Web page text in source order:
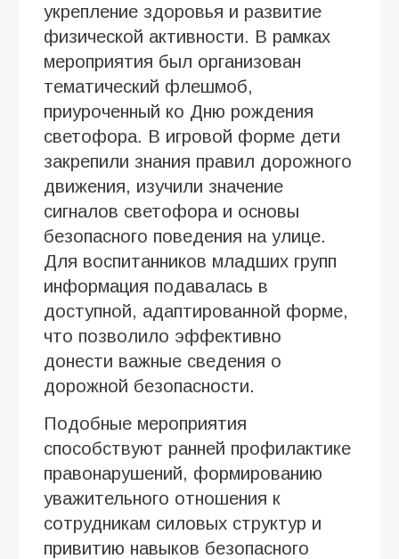
укрепление здоровья и развитие
физической активности. В рамках
мероприятия был организован
тематический флешмоб,
приуроченный ко Дню рождения
светофора. В игровой форме дети
закрепили знания правил дорожного
движения, изучили значение
сигналов светофора и основы
безопасного поведения на улице.
Для воспитанников младших групп
информация подавалась в
доступной, адаптированной форме,
что позволило эффективно
донести важные сведения о
дорожной безопасности.
Подобные мероприятия
способствуют ранней профилактике
правонарушений, формированию
уважительного отношения к
сотрудникам силовых структур и
привитию навыков безопасного